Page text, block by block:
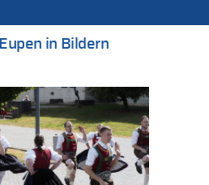
Lotterie EuroMillions und gewinnt
zu
die Reise geht…“
Scholzen Eimerscheid zu
von drei Autofahrern das
– Untersuchung von Vias
S. zu
von drei Autofahrern das
– Untersuchung von Vias
in Bildern